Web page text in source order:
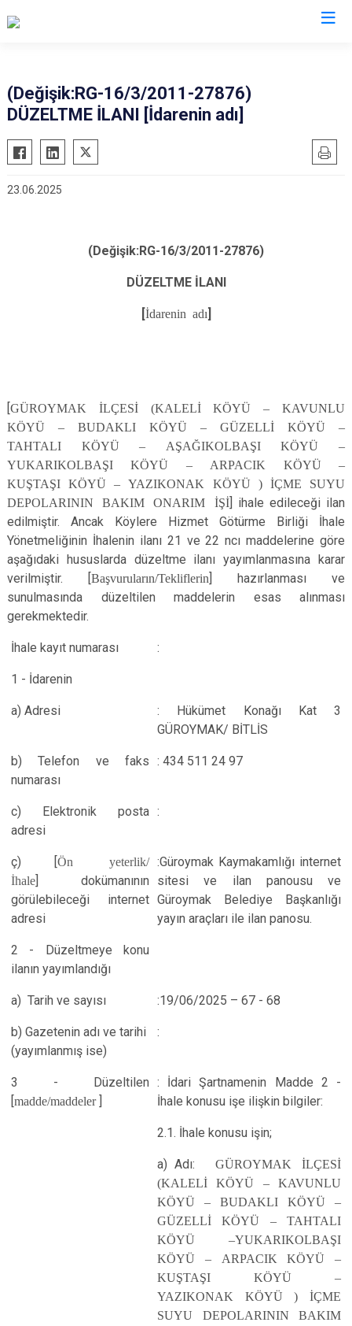
Adilcevaz
Ahlat
Hizan
(Değişik:RG-16/3/2011-27876)
DÜZELTME İLANI [İdarenin adı]
23.06.2025
(Değişik:RG-16/3/2011-27876)
DÜZELTME İLANI
[İdarenin adı]
[GÜROYMAK İLÇESİ (KALELİ KÖYÜ – KAVUNLU
KÖYÜ – BUDAKLI KÖYÜ – GÜZELLİ KÖYÜ –
TAHTALI KÖYÜ – AŞAĞIKOLBAŞI KÖYÜ –
YUKARIKOLBAŞI KÖYÜ – ARPACIK KÖYÜ –
KUŞTAŞI KÖYÜ – YAZIKONAK KÖYÜ ) İÇME SUYU
DEPOLARININ BAKIM ONARIM İŞİ] ihale edileceği ilan
edilmiştir. Ancak Köylere Hizmet Götürme Birliği İhale
Yönetmeliğinin İhalenin ilanı 21 ve 22 ncı maddelerine göre
aşağıdaki hususlarda düzeltme ilanı yayımlanmasına karar
verilmiştir. [Başvuruların/Tekliflerin] hazırlanması ve
sunulmasında düzeltilen maddelerin esas alınması
gerekmektedir.
İhale kayıt numarası :
1 - İdarenin
a) Adresi
: Hükümet Konağı Kat 3
GÜROYMAK/ BİTLİS
b) Telefon ve faks
numarası
: 434 511 24 97
c) Elektronik posta
adresi
:
ç) [Ön yeterlik/
İhale] dokümanının
görülebileceği internet
adresi
:Güroymak Kaymakamlığı internet
sitesi ve ilan panousu ve
Güroymak Belediye Başkanlığı
yayın araçları ile ilan panosu.
2 - Düzeltmeye konu
ilanın yayımlandığı
a) Tarih ve sayısı :19/06/2025 – 67 - 68
b) Gazetenin adı ve tarihi
(yayımlanmış ise)
:
3 - Düzeltilen
[madde/maddeler]
: İdari Şartnamenin Madde 2 -
İhale konusu işe ilişkin bilgiler:
2.1. İhale konusu işin;
a) Adı:GÜROYMAK İLÇESİ
(KALELİ KÖYÜ – KAVUNLU
KÖYÜ – BUDAKLI KÖYÜ –
GÜZELLİ KÖYÜ – TAHTALI
KÖYÜ –YUKARIKOLBAŞI
KÖYÜ – ARPACIK KÖYÜ –
KUŞTAŞI KÖYÜ –
YAZIKONAK KÖYÜ ) İÇME
SUYU DEPOLARININ BAKIM